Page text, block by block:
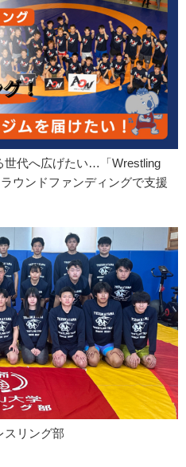
世代へ広げたい…「Wrestling
ウンドファンディングで支援
スリング部